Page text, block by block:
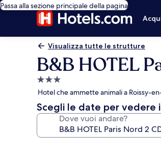
Passa alla sezione principale della pagina
Visualizza tutte le strutture
B&B HOTEL
Struttura
a
3.0
stelle
Hotel che ammette animali a Roissy-
Scegli le date per vedere
Dove vuoi andare?